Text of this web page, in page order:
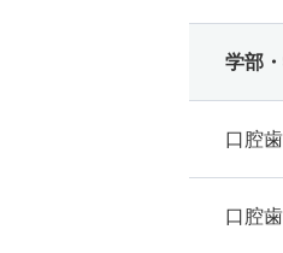
学部
口腔
口腔